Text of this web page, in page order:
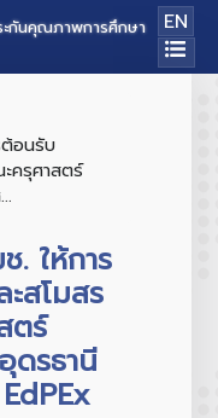
กันคุณภาพการศึกษา EN
อนรับ
ครุศาสตร์
. ให้การ
สโมสร
ตร์
ดรธานี